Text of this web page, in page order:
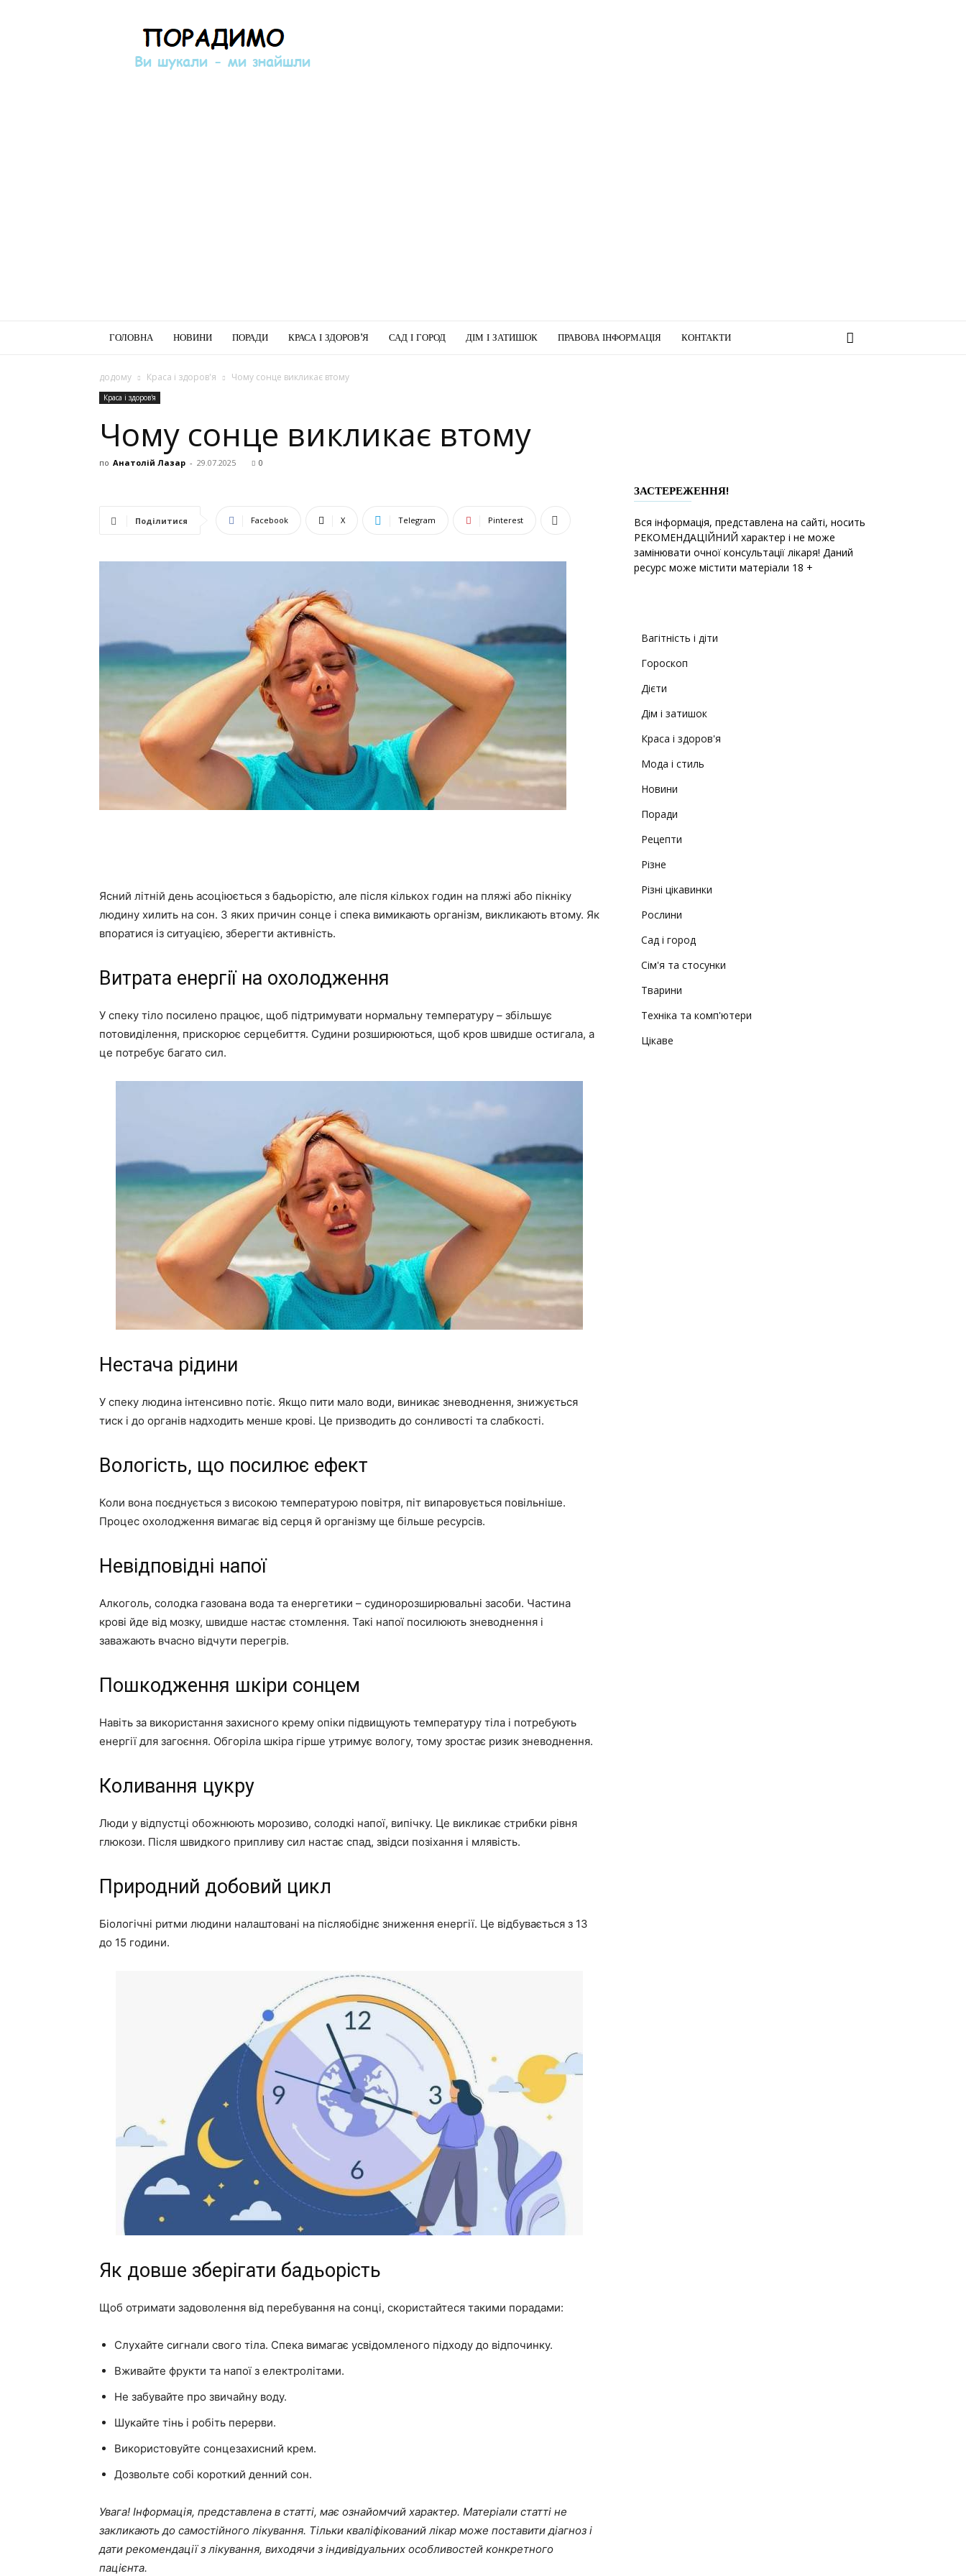
Порадимо
ГОЛОВНА НОВИНИ ПОРАДИ КРАСА І ЗДОРОВ’Я САД І ГОРОД ДІМ І ЗАТИШОК ПРАВОВА ІНФОРМАЦІЯ КОНТАКТИ
додому Краса і здоров'я Чому сонце викликає втому
Краса і здоров'я
Чому сонце викликає втому
по Анатолій Лазар - 29.07.2025 0
Поділитися Facebook X Telegram Pinterest
Ясний літній день асоціюється з бадьорістю, але після кількох годин на пляжі або пікніку
людину хилить на сон. З яких причин сонце і спека вимикають організм, викликають втому. Як
впоратися із ситуацією, зберегти активність.
Витрата енергії на охолодження
У спеку тіло посилено працює, щоб підтримувати нормальну температуру – збільшує
потовиділення, прискорює серцебиття. Судини розширюються, щоб кров швидше остигала, а
це потребує багато сил.
Нестача рідини
У спеку людина інтенсивно потіє. Якщо пити мало води, виникає зневоднення, знижується
тиск і до органів надходить менше крові. Це призводить до сонливості та слабкості.
Вологість, що посилює ефект
Коли вона поєднується з високою температурою повітря, піт випаровується повільніше.
Процес охолодження вимагає від серця й організму ще більше ресурсів.
Невідповідні напої
Алкоголь, солодка газована вода та енергетики – судинорозширювальні засоби. Частина
крові йде від мозку, швидше настає стомлення. Такі напої посилюють зневоднення і
заважають вчасно відчути перегрів.
Пошкодження шкіри сонцем
Навіть за використання захисного крему опіки підвищують температуру тіла і потребують
енергії для загоєння. Обгоріла шкіра гірше утримує вологу, тому зростає ризик зневоднення.
Коливання цукру
Люди у відпустці обожнюють морозиво, солодкі напої, випічку. Це викликає стрибки рівня
глюкози. Після швидкого припливу сил настає спад, звідси позіхання і млявість.
Природний добовий цикл
Біологічні ритми людини налаштовані на післяобіднє зниження енергії. Це відбувається з 13
до 15 години.
Як довше зберігати бадьорість
Щоб отримати задоволення від перебування на сонці, скористайтеся такими порадами:
Слухайте сигнали свого тіла. Спека вимагає усвідомленого підходу до відпочинку.
Вживайте фрукти та напої з електролітами.
Не забувайте про звичайну воду.
Шукайте тінь і робіть перерви.
Використовуйте сонцезахисний крем.
Дозвольте собі короткий денний сон.
Увага! Інформація, представлена в статті, має ознайомчий характер. Матеріали статті не
закликають до самостійного лікування. Тільки кваліфікований лікар може поставити діагноз і
дати рекомендації з лікування, виходячи з індивідуальних особливостей конкретного
пацієнта.
ЗАСТЕРЕЖЕННЯ!
Вся інформація, представлена на сайті, носить
РЕКОМЕНДАЦІЙНИЙ характер і не може
замінювати очної консультації лікаря! Даний
ресурс може містити матеріали 18 +
Вагітність і діти
Гороскоп
Дієти
Дім і затишок
Краса і здоров'я
Мода і стиль
Новини
Поради
Рецепти
Різне
Різні цікавинки
Рослини
Сад і город
Сім'я та стосунки
Тварини
Техніка та комп'ютери
Цікаве